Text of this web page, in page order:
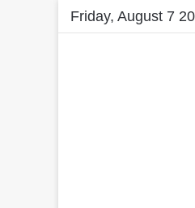
Friday, August 7